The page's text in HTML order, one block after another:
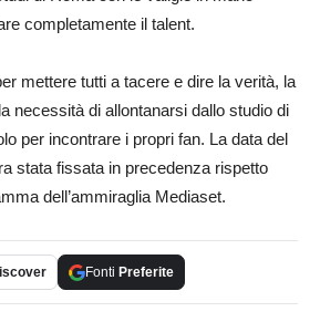
completamente il talent.
mettere tutti a tacere e dire la verità, la
necessità di allontanarsi dallo studio di
per incontrare i propri fan. La data del
stata fissata in precedenza rispetto
dell’ammiraglia Mediaset.
Fonti Preferite